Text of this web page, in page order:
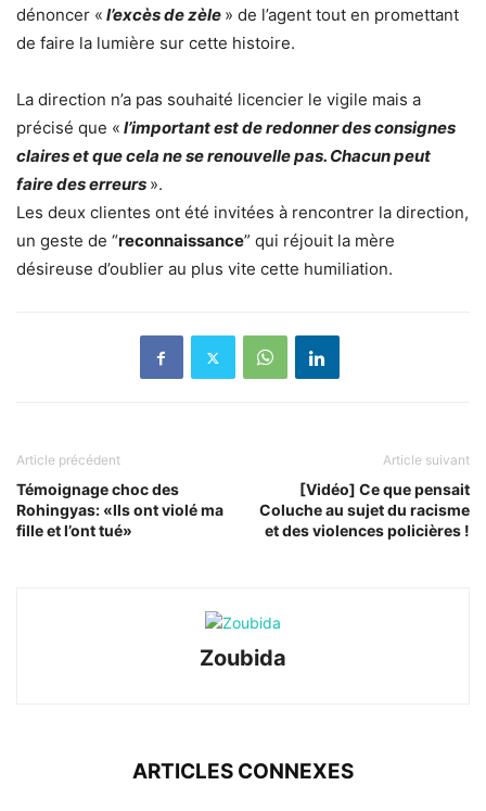
dénoncer « l’excès de zèle » de l’agent tout en promettant
de faire la lumière sur cette histoire.
La direction n’a pas souhaité licencier le vigile mais a
précisé que « l’important est de redonner des consignes
claires et que cela ne se renouvelle pas. Chacun peut
faire des erreurs ».
Les deux clientes ont été invitées à rencontrer la direction,
un geste de “reconnaissance” qui réjouit la mère
désireuse d’oublier au plus vite cette humiliation.
Article précédent
Témoignage choc des
Rohingyas: «Ils ont violé ma
fille et l’ont tué»
Article suivant
[Vidéo] Ce que pensait
Coluche au sujet du racisme
et des violences policières !
Zoubida
ARTICLES CONNEXES